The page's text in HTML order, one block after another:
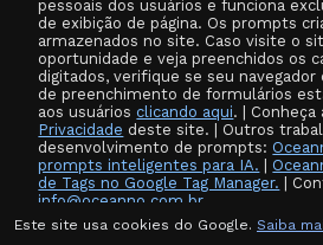
pessoais dos usuários e funciona
de exibição de página. Os prompts
armazenados no site. Caso visite o
oportunidade e veja preenchidos os
digitados, verifique se seu
de preenchimento de formulários
aos usuários clicando aqui. | Conheça
Privacidade deste site. | Outros
desenvolvimento de prompts:
prompts inteligentes para IA.
de Tags no Google Tag Manager. |
info@oceanno.com.br
Este site usa cookies do Google. Saiba